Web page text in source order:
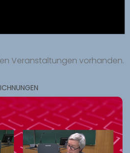
Veranstaltungen vorhanden.